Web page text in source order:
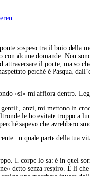
sospeso tra il buio della
con alcune domande. Non
attraversare il ponte, ma so
perché è Pasqua,
«sì» mi affiora dentro.
gentili, anzi, mi mettono in
le ho evitate troppo a
sapevo che avrebbero
in quale parte della tua
Il corpo lo sa: è in quel
detto senza respiro. È lì